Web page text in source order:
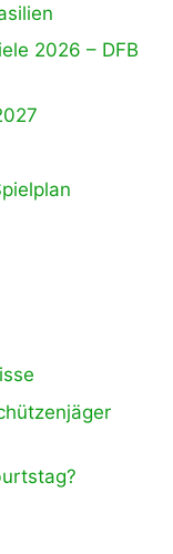
2026 – DFB